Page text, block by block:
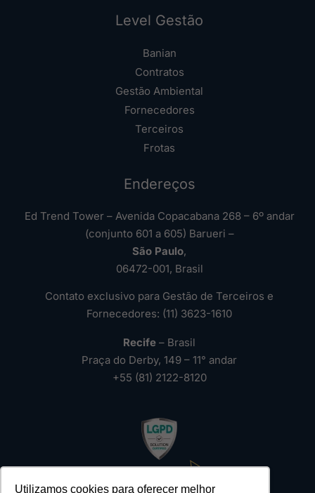
Utilizamos cookies para oferecer melhor
Level Gestão
Banian
Contratos
Gestão Ambiental
Fornecedores
Terceiros
Frotas
Endereços
Ed Trend Tower – Avenida Copacabana 268 – 6º andar
(conjunto 601 a 605) Barueri –
São Paulo,
06472-001, Brasil
Contato exclusivo para Gestão de Terceiros e
Fornecedores: (11) 3623-1610
Recife – Brasil
Praça do Derby, 149 – 11° andar
+55 (81) 2122-8120